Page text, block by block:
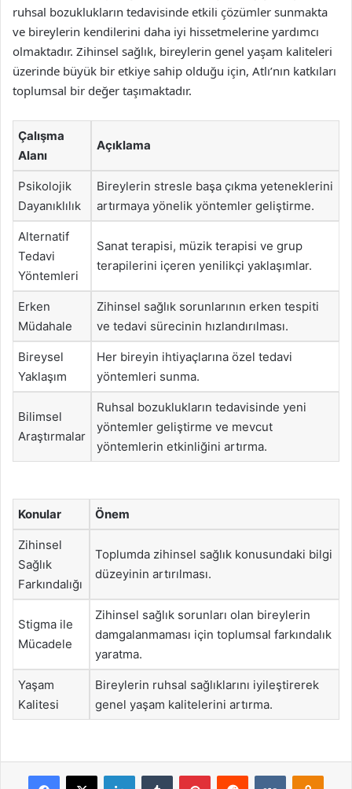
ruhsal bozuklukların tedavisinde etkili çözümler sunmakta
ve bireylerin kendilerini daha iyi hissetmelerine yardımcı
olmaktadır. Zihinsel sağlık, bireylerin genel yaşam kaliteleri
üzerinde büyük bir etkiye sahip olduğu için, Atlı’nın katkıları
toplumsal bir değer taşımaktadır.
Çalışma
Alanı
Açıklama
Psikolojik
Dayanıklılık
Bireylerin stresle başa çıkma yeteneklerini
artırmaya yönelik yöntemler geliştirme.
Alternatif
Tedavi
Yöntemleri
Sanat terapisi, müzik terapisi ve grup
terapilerini içeren yenilikçi yaklaşımlar.
Erken
Müdahale
Zihinsel sağlık sorunlarının erken tespiti
ve tedavi sürecinin hızlandırılması.
Bireysel
Yaklaşım
Her bireyin ihtiyaçlarına özel tedavi
yöntemleri sunma.
Bilimsel
Araştırmalar
Ruhsal bozuklukların tedavisinde yeni
yöntemler geliştirme ve mevcut
yöntemlerin etkinliğini artırma.
Konular Önem
Zihinsel
Sağlık
Farkındalığı
Toplumda zihinsel sağlık konusundaki bilgi
düzeyinin artırılması.
Stigma ile
Mücadele
Zihinsel sağlık sorunları olan bireylerin
damgalanmaması için toplumsal farkındalık
yaratma.
Yaşam
Kalitesi
Bireylerin ruhsal sağlıklarını iyileştirerek
genel yaşam kalitelerini artırma.
Facebook
X LinkedInTumblr PinterestReddit VKontakte